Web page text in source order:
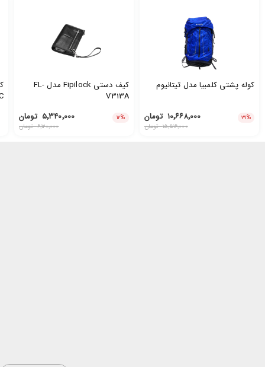
کوله پشتی کلمبیا مدل تیتانیوم
۳۱% ۱۰٬۶۶۸٬۰۰۰ تومان
۱۵٬۵۱۶٬۰۰۰تومان
کیف دستی Fipilock مدل FL-
V313A
۱۲% ۵٬۳۴۰٬۰۰۰ تومان
۶٬۱۲۰٬۰۰۰تومان